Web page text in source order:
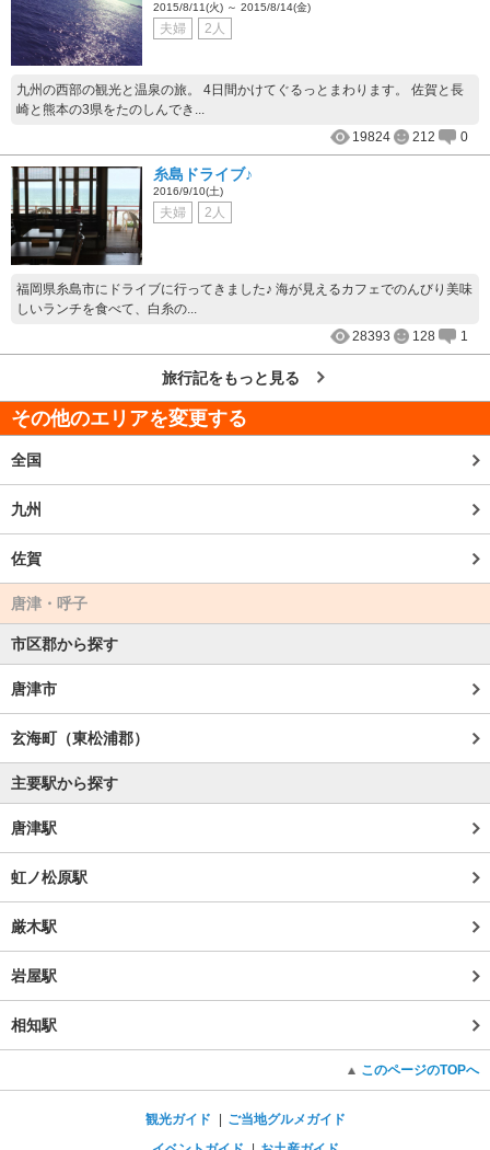
2015/8/11(火) ～ 2015/8/14(金)
夫婦 2人
九州の西部の観光と温泉の旅。 4日間かけてぐるっとまわります。 佐賀と長
崎と熊本の3県をたのしんでき...
19824
212 0
糸島ドライブ♪
2016/9/10(土)
夫婦 2人
福岡県糸島市にドライブに行ってきました♪ 海が見えるカフェでのんびり美味
しいランチを食べて、白糸の...
28393
128 1
旅行記をもっと見る
その他のエリアを変更する
全国
九州
佐賀
唐津・呼子
市区郡から探す
唐津市
玄海町（東松浦郡）
主要駅から探す
唐津駅
虹ノ松原駅
厳木駅
岩屋駅
相知駅
このページのTOPへ
観光ガイド
ご当地グルメガイド